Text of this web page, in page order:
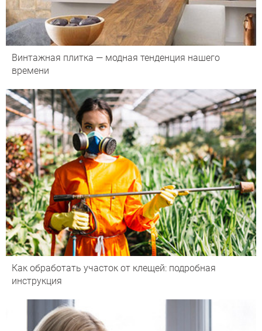
Винтажная плитка — модная тенденция нашего
времени
Как обработать участок от клещей: подробная
инструкция